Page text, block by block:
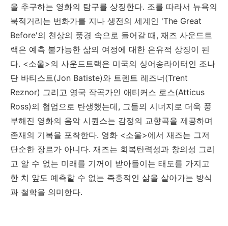
을 추구하는 영화의 탐구를 상징한다. 조를 따라서 뉴욕의
북적거리는 번화가를 지나 생전의 세계인 'The Great
Before'의 천상의 풍경 속으로 들어갈 때, 재즈 사운드트
랙은 예측 불가능한 삶의 여정에 대한 은유적 상징이 된
다. <소울>의 사운드트랙은 미국의 싱어송라이터인 조나
단 바티스트(Jon Batiste)와 트렌트 레즈너(Trent
Reznor) 그리고 영국 작곡가인 애티커스 로스(Atticus
Ross)의 협업으로 탄생했는데, 그들의 시너지로 더욱 풍
부해진 영화의 음악 시퀀스는 감정의 교향곡을 제공하며
존재의 기복을 포착한다. 영화 <소울>에서 재즈는 그저
단순한 장르가 아니다. 재즈는 회복탄력성과 창의성 그리
고 알 수 없는 미래를 기꺼이 받아들이는 태도를 가지고
한 치 앞도 예측할 수 없는 즉흥적인 삶을 살아가는 방식
과 철학을 의미한다.